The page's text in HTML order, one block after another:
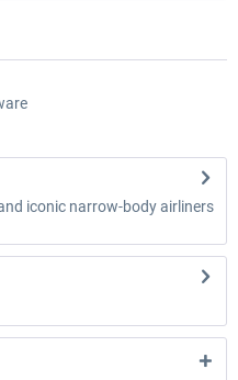
iconic narrow-body airliners